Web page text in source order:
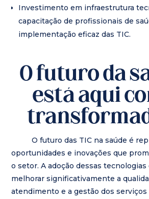
Investimento em infraestrutura
capacitação de profissionais de
implementação eficaz das TIC.
O futuro da
está aqui
O futuro das TIC na saúde é
oportunidades e inovações que
o setor. A adoção dessas
melhorar significativamente a
atendimento e a gestão dos serviços